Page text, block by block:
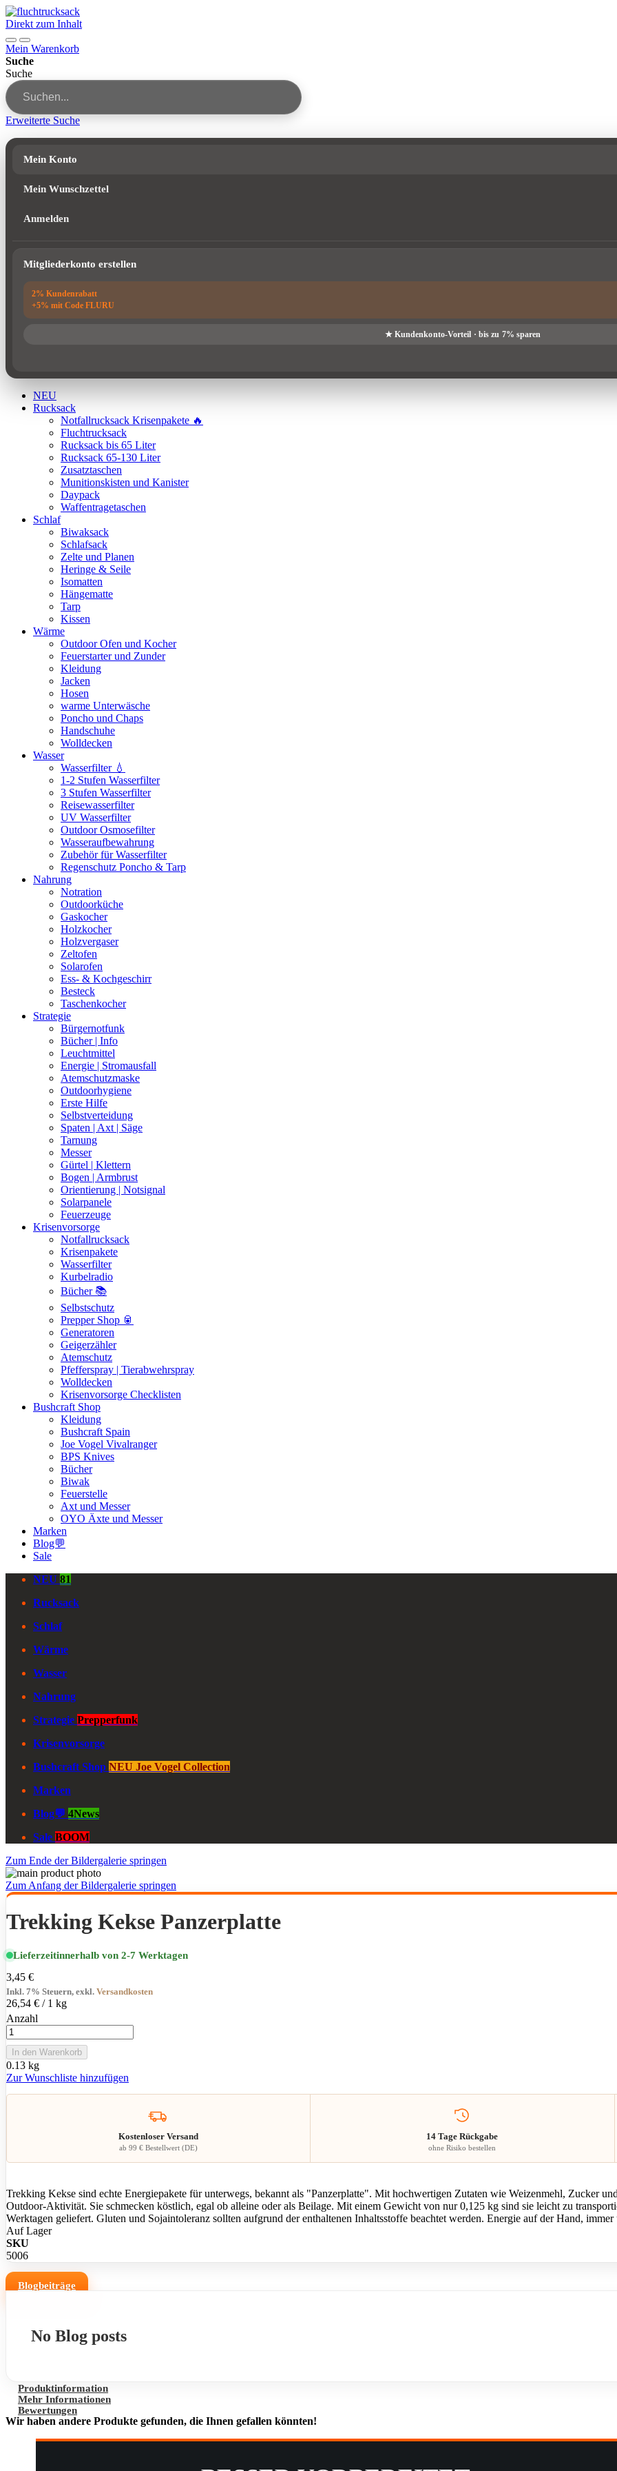
Direkt zum Inhalt
Mein Warenkorb
Suche
Suche
Erweiterte Suche
Mein Konto
Mein Wunschzettel
Anmelden
Mitgliederkonto erstellen
NEU
Rucksack
Notfallrucksack Krisenpakete 🔥
Fluchtrucksack
Rucksack bis 65 Liter
Rucksack 65-130 Liter
Zusatztaschen
Munitionskisten und Kanister
Daypack
Waffentragetaschen
Schlaf
Biwaksack
Schlafsack
Zelte und Planen
Heringe & Seile
Isomatten
Hängematte
Tarp
Kissen
Wärme
Outdoor Ofen und Kocher
Feuerstarter und Zunder
Kleidung
Jacken
Hosen
warme Unterwäsche
Poncho und Chaps
Handschuhe
Wolldecken
Wasser
Wasserfilter 💧
1-2 Stufen Wasserfilter
3 Stufen Wasserfilter
Reisewasserfilter
UV Wasserfilter
Outdoor Osmosefilter
Wasseraufbewahrung
Zubehör für Wasserfilter
Regenschutz Poncho & Tarp
Nahrung
Notration
Outdoorküche
Gaskocher
Holzkocher
Holzvergaser
Zeltofen
Solarofen
Ess- & Kochgeschirr
Besteck
Taschenkocher
Strategie
Bürgernotfunk
Bücher | Info
Leuchtmittel
Energie | Stromausfall
Atemschutzmaske
Outdoorhygiene
Erste Hilfe
Selbstverteidung
Spaten | Axt | Säge
Tarnung
Messer
Gürtel | Klettern
Bogen | Armbrust
Orientierung | Notsignal
Solarpanele
Feuerzeuge
Krisenvorsorge
Notfallrucksack
Krisenpakete
Wasserfilter
Kurbelradio
Bücher 📚
Selbstschutz
Prepper Shop 🥫
Generatoren
Geigerzähler
Atemschutz
Pfefferspray | Tierabwehrspray
Wolldecken
Krisenvorsorge Checklisten
Bushcraft Shop
Kleidung
Bushcraft Spain
Joe Vogel Vivalranger
BPS Knives
Bücher
Biwak
Feuerstelle
Axt und Messer
OYO Äxte und Messer
Marken
Blog💬
Sale
NEU 81
Rucksack
Schlaf
Wärme
Wasser
Nahrung
Strategie Prepperfunk
Krisenvorsorge
Bushcraft Shop NEU Joe Vogel Collection
Marken
Blog💬 4News
Sale BOOM
Zum Ende der Bildergalerie springen
Zum Anfang der Bildergalerie springen
Trekking Kekse Panzerplatte
Lieferzeitinnerhalb von 2-7 Werktagen
3,45 €
Inkl. 7% Steuern, exkl. Versandkosten
26,54 € / 1 kg
Anzahl
In den Warenkorb
0.13 kg
Zur Wunschliste hinzufügen
Kostenloser Versand
ab 99 € Bestellwert (DE)
14 Tage Rückgabe
ohne Risiko bestellen
Trekking Kekse sind echte Energiepakete für unterwegs, bekannt als "Panzerplatte". Mit hochwertigen Zutaten wie Weizenmehl, Zucker
Outdoor-Aktivität. Sie schmecken köstlich, egal ob alleine oder als Beilage. Mit einem Gewicht von nur 0,125 kg sind sie leicht zu
Werktagen geliefert. Gluten und Sojaintoleranz sollten aufgrund der enthaltenen Inhaltsstoffe beachtet werden. Energie auf der Hand,
Auf Lager
SKU
5006
Blogbeiträge
No Blog posts
Produktinformation
Mehr Informationen
Bewertungen
Wir haben andere Produkte gefunden, die Ihnen gefallen könnten!